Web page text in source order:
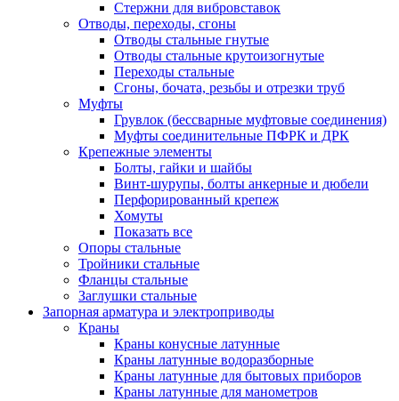
Стержни для вибровставок
Отводы, переходы, сгоны
Отводы стальные гнутые
Отводы стальные крутоизогнутые
Переходы стальные
Сгоны, бочата, резьбы и отрезки труб
Муфты
Грувлок (бессварные муфтовые соединения)
Муфты соединительные ПФРК и ДРК
Крепежные элементы
Болты, гайки и шайбы
Винт-шурупы, болты анкерные и дюбели
Перфорированный крепеж
Хомуты
Показать все
Опоры стальные
Тройники стальные
Фланцы стальные
Заглушки стальные
Запорная арматура и электроприводы
Краны
Краны конусные латунные
Краны латунные водоразборные
Краны латунные для бытовых приборов
Краны латунные для манометров